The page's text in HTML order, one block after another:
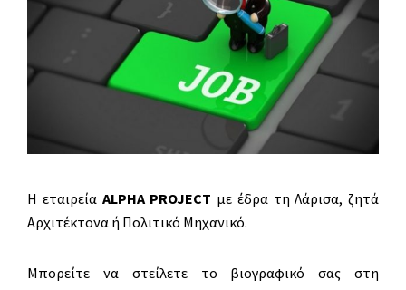
Η εταιρεία ALPHA PROJECT με έδρα τη Λάρισα, ζητά
Αρχιτέκτονα ή Πολιτικό Μηχανικό.
Μπορείτε να στείλετε το βιογραφικό σας στη